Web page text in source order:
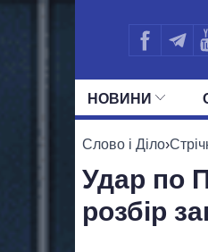
НОВИНИ
Слово і Діло›
Удар по
розбір